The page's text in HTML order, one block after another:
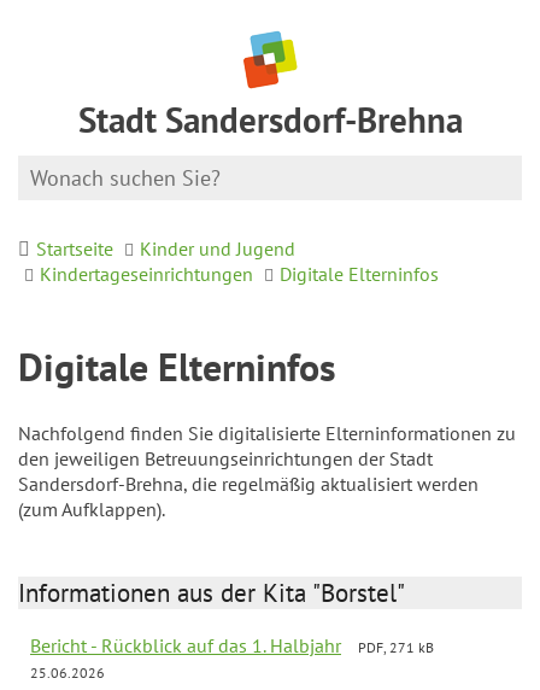
Stadt Sandersdorf-Brehna
Startseite
Kinder und Jugend
Kindertageseinrichtungen
Digitale Elterninfos
Digitale Elterninfos
Nachfolgend finden Sie digitalisierte Elterninformationen zu
den jeweiligen Betreuungseinrichtungen der Stadt
Sandersdorf-Brehna, die regelmäßig aktualisiert werden
(zum Aufklappen).
Informationen aus der Kita "Borstel"
Bericht - Rückblick auf das 1. Halbjahr
PDF, 271 kB
25.06.2026